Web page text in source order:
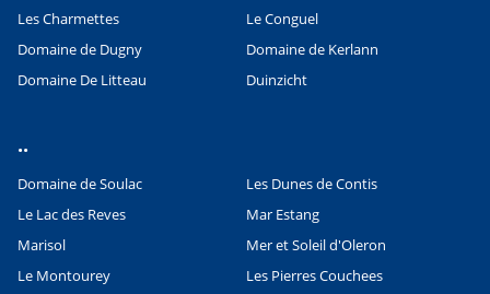
Les Charmettes
Le Conguel
Domaine de Dugny
Domaine de Kerlann
Domaine De Litteau
Duinzicht
..
Domaine de Soulac
Les Dunes de Contis
Le Lac des Reves
Mar Estang
Marisol
Mer et Soleil d'Oleron
Le Montourey
Les Pierres Couchees